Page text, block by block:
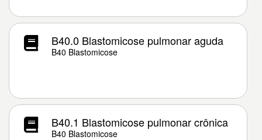
B40.0 Blastomicose pulmonar aguda
B40 Blastomicose
B40.1 Blastomicose pulmonar crônica
B40 Blastomicose